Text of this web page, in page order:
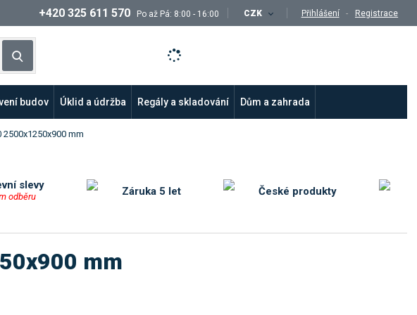
+420 325 611 570 Po až Pá: 8:00 - 16:00 CZK Přihlášení Registrace
budov Úklid a údržba Regály a skladování Dům a zahrada
mm
slevy
odběru Záruka 5 let České produkty
mm